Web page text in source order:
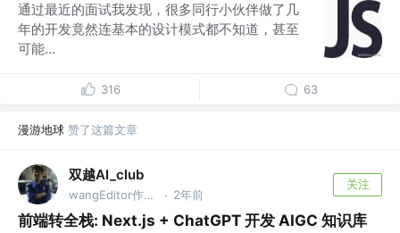
通过最近的面试我发现，很多同行小伙伴做了几
年的开发竟然连基本的设计模式都不知道，甚至
可能...
316 63
漫游地球 赞了这篇文章
双越AI_club
wangEditor作者，慕课网讲师 · 2年前
关注
前端转全栈: Next.js + ChatGPT 开发 AIGC 知识库